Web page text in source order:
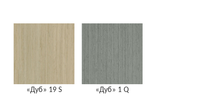
«Дуб» 19 S «Дуб» 1 Q